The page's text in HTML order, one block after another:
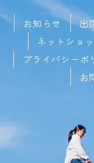
お知らせ 出
ネットショ
プライバシーポ
お